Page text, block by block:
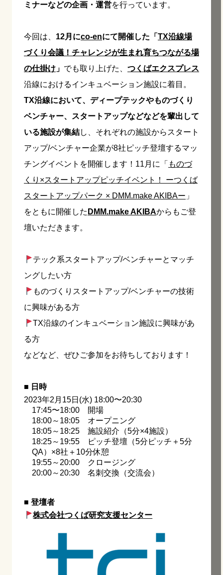
ミナーなどの企画・運営を行っています。
今回は、 12月にco-enにて開催した「 TX沿線場
づくり会議！チャレンジが生まれ育ちつながる場
の仕掛け 」 でも取り上げた、 つくばエクスプレス
沿線におけるインキュベーション施設に着目。
TX沿線において、ディープテックやものづくり
ベンチャー、スタートアップなどなどを輩出して
いる施設が集結し、それぞれの施設からスタート
アップ/ベンチャー企業が8社ピッチ登壇するマッ
チングイベントを開催します！11月に「 ものづ
くり×スタートアップピッチイベント！ ーつくば
スタートアップパーク × DMM.make AKIBAー 」
をともに開催した DMM.make AKIBAからもご登
壇いただきます。
テック系スタートアップ/ベンチャーとマッチ
ングしたい方
ものづくりスタートアップ/ベンチャーの技術
に興味がある方
TX沿線のインキュベーション施設に興味があ
る方
などなど、ぜひご参加をお待ちしております！
■ 日時
2023年2月15日(水) 18:00〜20:30
17:45〜18:00 開場
18:00～18:05 オープニング
18:05～18:25 施設紹介（5分×4施設）
18:25～19:55 ピッチ登壇（5分ピッチ＋5分
QA）×8社＋10分休憩
19:55～20:00 クロージング
20:00～20:30 名刺交換（交流会）
■ 登壇者
株式会社つくば研究支援センター